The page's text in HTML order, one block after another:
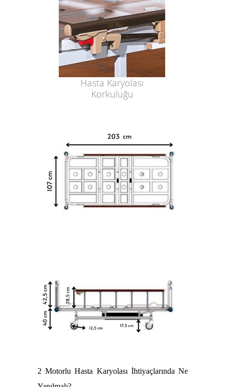
Hasta Karyolası
Korkuluğu
2 Motorlu Hasta Karyolası İhtiyaçlarında Ne